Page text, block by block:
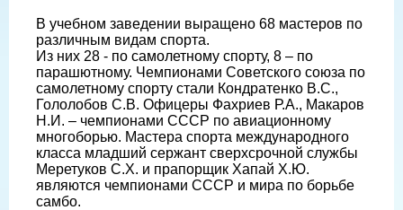
В учебном заведении выращено 68 мастеров по
различным видам спорта.
Из них 28 - по самолетному спорту, 8 – по
парашютному. Чемпионами Советского союза по
самолетному спорту стали Кондратенко В.С.,
Гололобов С.В. Офицеры Фахриев Р.А., Макаров
Н.И. – чемпионами СССР по авиационному
многоборью. Мастера спорта международного
класса младший сержант сверхсрочной службы
Меретуков С.Х. и прапорщик Хапай Х.Ю.
являются чемпионами СССР и мира по борьбе
самбо.